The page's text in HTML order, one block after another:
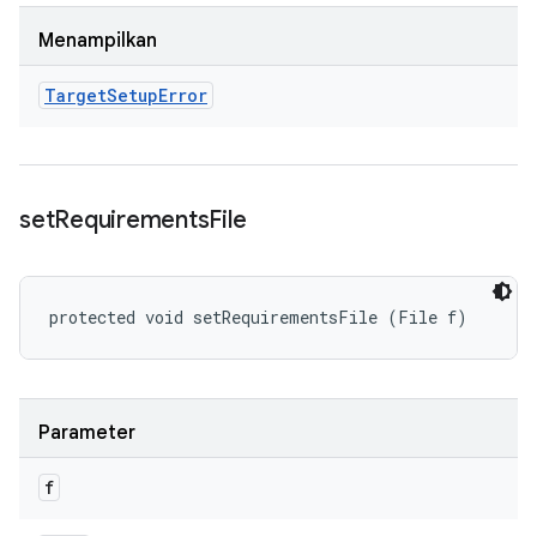
Menampilkan
TargetSetupError
setRequirementsFile
protected void setRequirementsFile (File f)
Parameter
f